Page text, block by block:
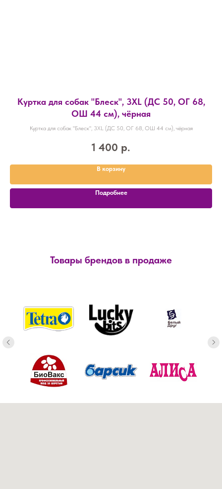
Куртка для собак "Блеск", 3XL (ДС 50, ОГ 68,
ОШ 44 см), чёрная
Куртка для собак "Блеск", 3XL (ДС 50, ОГ 68, ОШ 44 см), чёрная
1 400 р.
В корзину
Подробнее
Товары брендов в продаже